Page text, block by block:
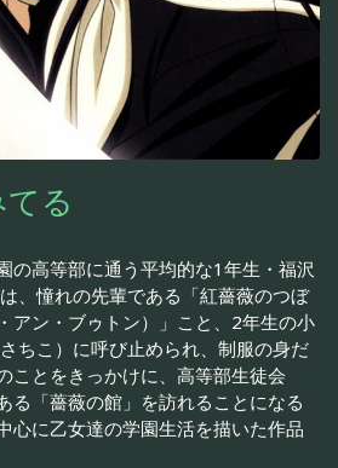
る
の高等部に通う平均的な1年生・福沢
、憧れの先輩である「紅薔薇のつぼ
アン・ブゥトン）」こと、2年生の小
ちこ）に呼び止められ、制服の身だ
ことをきっかけに、高等部生徒会
る「薔薇の館」を訪れることになる
心に乙女達の学園生活を描いた作品